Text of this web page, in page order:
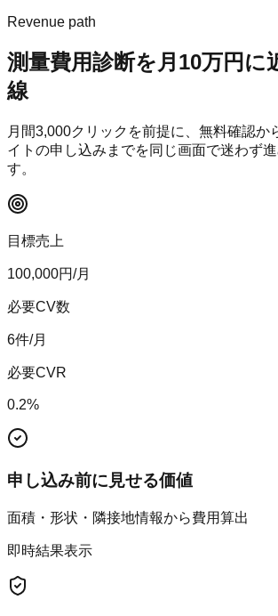
Revenue path
測量費用診断を月10万円に
線
月間3,000クリックを前提に、無料確認か
イトの申し込みまでを同じ画面で迷わず
す。
目標売上
100,000円/月
必要CV数
6件/月
必要CVR
0.2%
申し込み前に見せる価値
面積・形状・隣接地情報から費用算出
即時結果表示